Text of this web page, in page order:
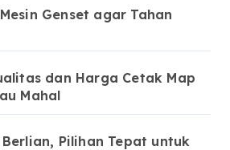
Genset agar Tahan
dan Harga Cetak Map
Mahal
Pilihan Tepat untuk